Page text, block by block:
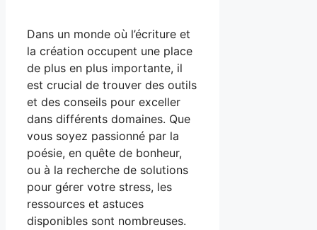
Dans un monde où l’écriture et
la création occupent une place
de plus en plus importante, il
est crucial de trouver des outils
et des conseils pour exceller
dans différents domaines. Que
vous soyez passionné par la
poésie, en quête de bonheur,
ou à la recherche de solutions
pour gérer votre stress, les
ressources et astuces
disponibles sont nombreuses.